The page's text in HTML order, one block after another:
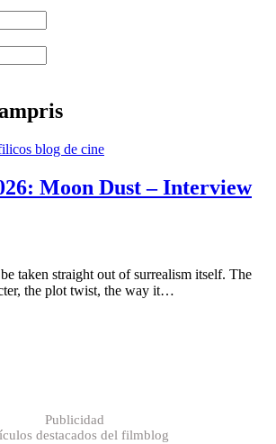
Moon Dust – Interview
taken straight out of surrealism itself. The
the plot twist, the way it…
Publicidad
destacados del filmblog